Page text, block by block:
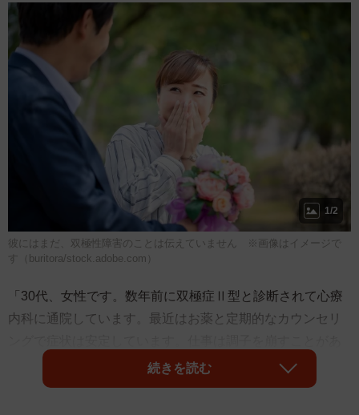
1/2
彼にはまだ、双極性障害のことは伝えていません ※画像はイメージで
す（buritora/stock.adobe.com）
「30代、女性です。数年前に双極症Ⅱ型と診断されて心療
内科に通院しています。最近はお薬と定期的なカウンセリ
りつつも、なんとか続けています。以前、マッチングアプ
リで知り合った方と何度か食事などしてデートしたのです
続きを読む